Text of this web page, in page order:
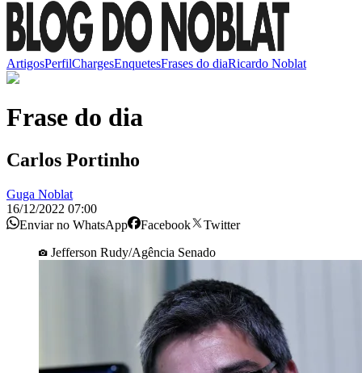
ArtigosPerfilChargesEnquetesFrases do diaRicardo Noblat
Frase do dia
Carlos Portinho
Guga Noblat
16/12/2022 07:00
Enviar no WhatsApp
Facebook
Twitter
Jefferson Rudy/Agência Senado